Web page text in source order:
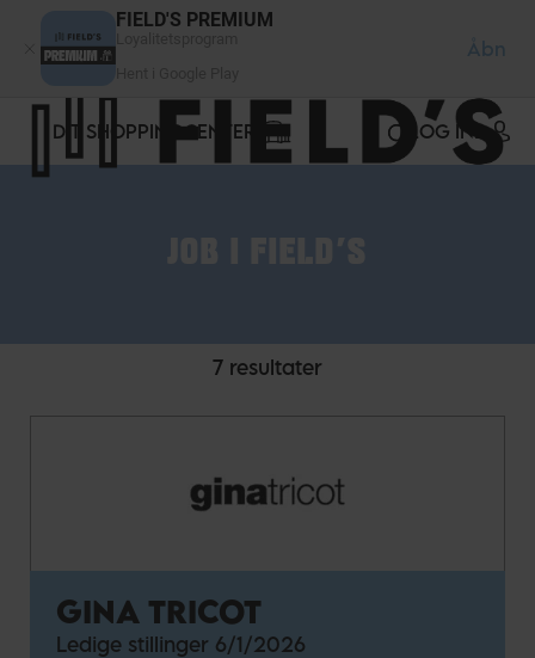
FIELD'S PREMIUM
Åbn
DIT SHOPPINGCENTER LOG IND
7 resultater
GINA TRICOT
Ledige stillinger 6/1/2026
CCookie-styringspanel